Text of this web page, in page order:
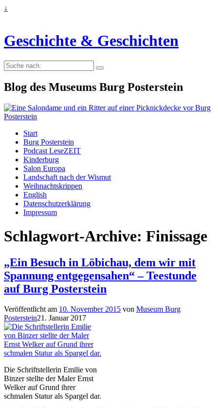
↓
Geschichte & Geschichten
Suche
nach:
Blog des Museums Burg Posterstein
Start
Burg Posterstein
Podcast LeseZEIT
Kinderburg
Salon Europa
Landschaft nach der Wismut
Weihnachtskrippen
English
Datenschutzerklärung
Impressum
Schlagwort-Archive: Finissage
„Ein Besuch in Löbichau, dem wir mit
Spannung entgegensahen“ – Teestunde
auf Burg Posterstein
Veröffentlicht am 10. November 2015 von Museum Burg
Posterstein21. Januar 2017
Die Schriftstellerin Emilie von
Binzer stellte der Maler Ernst
Welker auf Grund ihrer
schmalen Statur als Spargel dar.